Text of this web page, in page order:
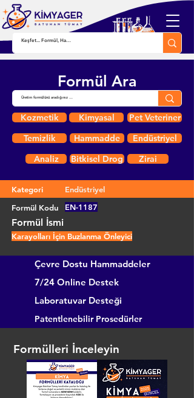
Formül Ara
Kozmetik Kimyasal
Pet Veteriner
Temizlik
Hammadde
Endüstriyel
Analiz
Bitkisel Drog Zirai
Kategori
Endüstriyel
Formül Kodu
EN-1187
Formül İsmi
Karayolları İçin Buzlanma Önleyici
Çevre Dostu Hammaddeler
7/24 Online Destek
Laboratuvar Desteği
Patentlenebilir Prosedürler
Formülleri İnceleyin